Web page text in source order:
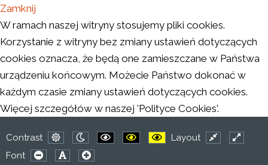
Zamknij
W ramach naszej witryny stosujemy pliki cookies.
Korzystanie z witryny bez zmiany ustawień dotyczących
cookies oznacza, że będą one zamieszczane w Państwa
urządzeniu końcowym. Możecie Państwo dokonać w
każdym czasie zmiany ustawień dotyczących cookies.
Więcej szczegółów w naszej 'Polityce Cookies'.
Contrast
Default
mode
Night
mode
Layout
Font